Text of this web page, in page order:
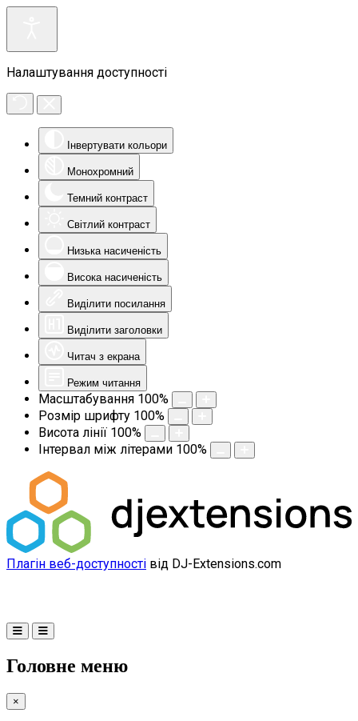
Налаштування доступності
Інвертувати кольори
Монохромний
Темний контраст
Світлий контраст
Низька насиченість
Висока насиченість
Виділити посилання
Виділити заголовки
Читач з екрана
Режим читання
Масштабування 100%
Розмір шрифту 100%
Висота лінії 100%
Інтервал між літерами 100%
Плагін веб-доступності від DJ-Extensions.com
Головне меню
×